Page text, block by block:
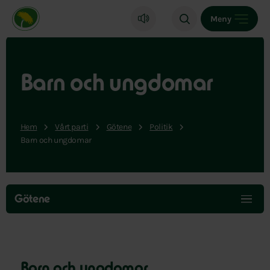
Miljöpartiet de gröna, startsida
Meny
Barn och ungdomar
Hem Vårt parti Götene
Politik
Barn och ungdomar
Hoppa
över
menyn
Götene